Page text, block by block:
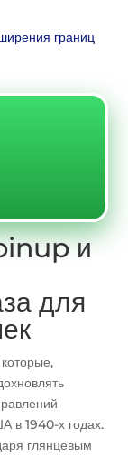
границ
и
для
в 1940-х годах.
глянцевым